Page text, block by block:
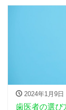
2024年1月9日
歯医者の選び